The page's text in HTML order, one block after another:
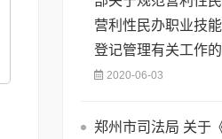
营利性民办职业技
登记管理有关工作
2020-06-03
郑州市司法局 关于